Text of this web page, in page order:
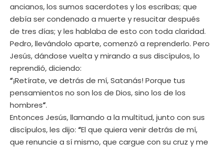
ancianos, los sumos sacerdotes y los escribas; que
debía ser condenado a muerte y resucitar después
de tres días; y les hablaba de esto con toda claridad.
Pedro, llevándolo aparte, comenzó a reprenderlo. Pero
Jesús, dándose vuelta y mirando a sus discípulos, lo
reprendió, diciendo:
“¡Retírate, ve detrás de mí, Satanás! Porque tus
pensamientos no son los de Dios, sino los de los
hombres”.
Entonces Jesús, llamando a la multitud, junto con sus
discípulos, les dijo: “El que quiera venir detrás de mí,
que renuncie a sí mismo, que cargue con su cruz y me